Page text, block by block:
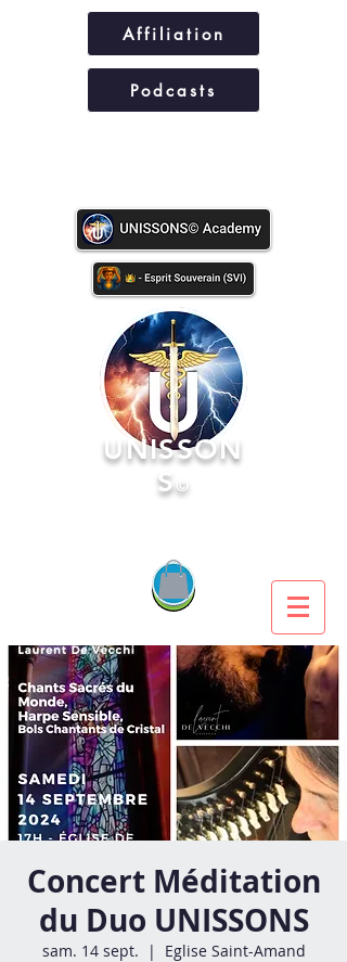
Affiliation
Podcasts
UNISSON
S©
Concert Méditation
du Duo UNISSONS
sam. 14 sept.
  |
Eglise Saint-Amand